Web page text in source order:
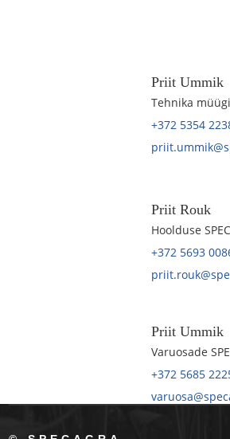
Priit Ummik
Tehnika
+372 5354
Priit Rouk
Hoolduse
+372 5693
Priit Ummik
Varuosade
+372 5685